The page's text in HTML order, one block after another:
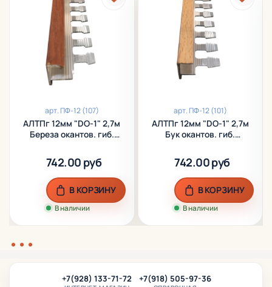
арт.ПФ-12 (107)
АЛТПг 12мм "DO-1" 2,7м
Береза окантов. гиб.
742.00 руб
В наличии
В КОРЗИНУ
арт.ПФ-12 (101)
АЛТПг 12мм "DO-1" 2,7м
Бук окантов. гиб.
742.00 руб
В наличии
В КОРЗИНУ
+7(928) 133-71-72 +7(918) 505-97-36